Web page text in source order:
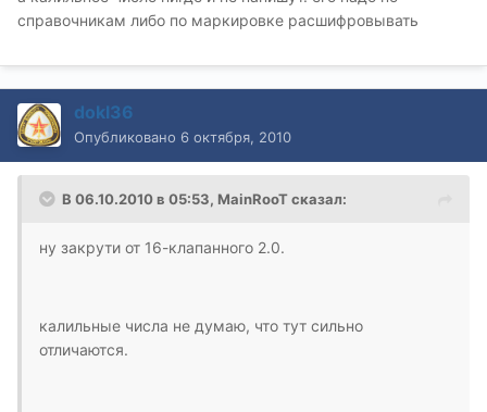
справочникам либо по маркировке расшифровывать
dokl36
Опубликовано 6 октября, 2010
В 06.10.2010 в 05:53, MainRooT сказал:
ну закрути от 16-клапанного 2.0.
калильные числа не думаю, что тут сильно
отличаются.